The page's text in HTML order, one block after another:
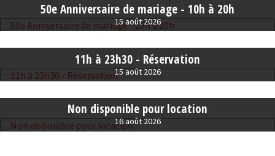
50e Anniversaire de mariage - 10h à 20h
15 août 2026
11h à 23h30 - Réservation
15 août 2026
Non disponible pour location
16 août 2026